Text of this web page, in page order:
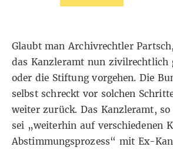
Glaubt man Archivrechtler
das Kanzleramt nun zivilrechtlich
oder die Stiftung vorgehen. Die
selbst schreckt vor solchen
weiter zurück. Das Kanzleramt, so
sei „weiterhin auf verschiedenen
Abstimmungsprozess“ mit Ex-